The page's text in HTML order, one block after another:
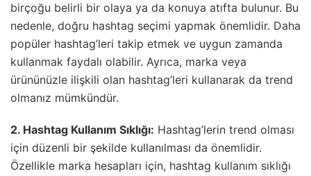
birçoğu belirli bir olaya ya da konuya atıfta bulunur. Bu
nedenle, doğru hashtag seçimi yapmak önemlidir. Daha
popüler hashtag’leri takip etmek ve uygun zamanda
kullanmak faydalı olabilir. Ayrıca, marka veya
ürününüzle ilişkili olan hashtag’leri kullanarak da trend
olmanız mümkündür.
2. Hashtag Kullanım Sıklığı: Hashtag’lerin trend olması
için düzenli bir şekilde kullanılması da önemlidir.
Özellikle marka hesapları için, hashtag kullanım sıklığı